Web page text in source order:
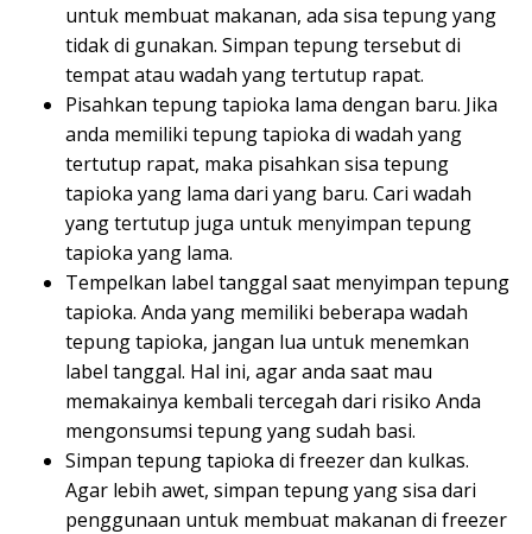
untuk membuat makanan, ada sisa tepung yang
tidak di gunakan. Simpan tepung tersebut di
tempat atau wadah yang tertutup rapat.
Pisahkan tepung tapioka lama dengan baru. Jika
anda memiliki tepung tapioka di wadah yang
tertutup rapat, maka pisahkan sisa tepung
tapioka yang lama dari yang baru. Cari wadah
yang tertutup juga untuk menyimpan tepung
tapioka yang lama.
Tempelkan label tanggal saat menyimpan tepung
tapioka. Anda yang memiliki beberapa wadah
tepung tapioka, jangan lua untuk menemkan
label tanggal. Hal ini, agar anda saat mau
memakainya kembali tercegah dari risiko Anda
mengonsumsi tepung yang sudah basi.
Simpan tepung tapioka di freezer dan kulkas.
Agar lebih awet, simpan tepung yang sisa dari
penggunaan untuk membuat makanan di freezer